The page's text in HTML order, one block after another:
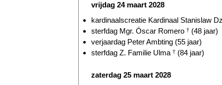
vrijdag 24 maart 2028
kardinaalscreatie Kardinaal Stanislaw
sterfdag Mgr. Óscar Romero † (48 jaar)
verjaardag Peter Ambting (55 jaar)
sterfdag Z. Familie Ulma † (84 jaar)
zaterdag 25 maart 2028